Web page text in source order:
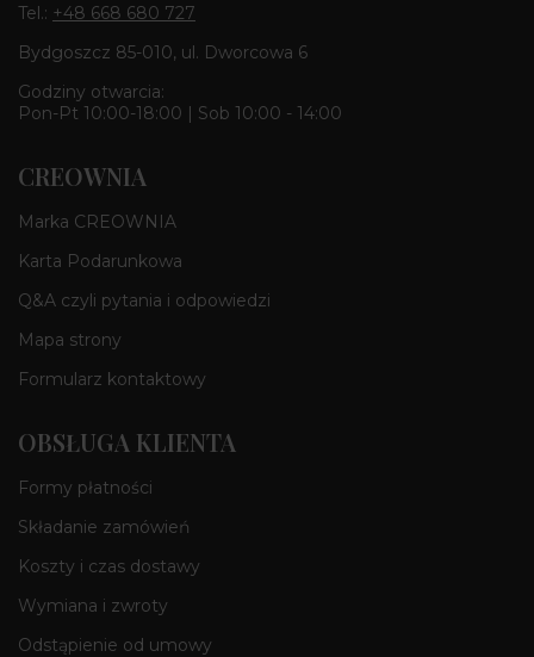
Tel.: +48 668 680 727
Bydgoszcz 85-010, ul. Dworcowa 6
Godziny otwarcia:
Pon-Pt 10:00-18:00 | Sob 10:00 - 14:00
CREOWNIA
Marka CREOWNIA
Karta Podarunkowa
Q&A czyli pytania i odpowiedzi
Mapa strony
Formularz kontaktowy
OBSŁUGA KLIENTA
Formy płatności
Składanie zamówień
Koszty i czas dostawy
Wymiana i zwroty
Odstąpienie od umowy